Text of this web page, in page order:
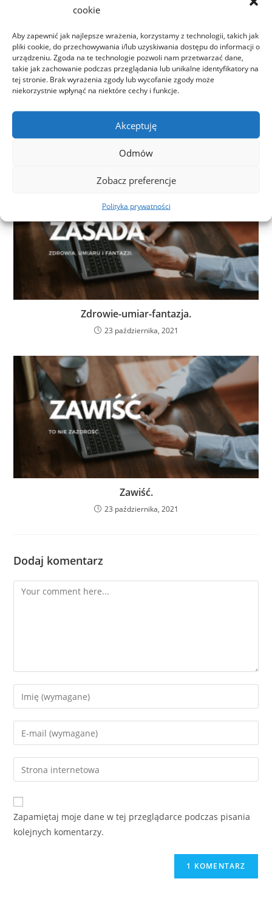
cookie
Aby zapewnić jak najlepsze wrażenia, korzystamy z technologii, takich jak
pliki cookie, do przechowywania i/lub uzyskiwania dostępu do informacji o
urządzeniu. Zgoda na te technologie pozwoli nam przetwarzać dane,
takie jak zachowanie podczas przeglądania lub unikalne identyfikatory na
tej stronie. Brak wyrażenia zgody lub wycofanie zgody może
niekorzystnie wpłynąć na niektóre cechy i funkcje.
Akceptuję
Odmów
Zobacz preferencje
Polityka prywatności
Lubię rozmawiać z ludźmi.
23 października, 2021
Zdrowie-umiar-fantazja.
23 października, 2021
Zawiść.
23 października, 2021
Dodaj komentarz
Zapamiętaj moje dane w tej przeglądarce podczas pisania
kolejnych komentarzy.